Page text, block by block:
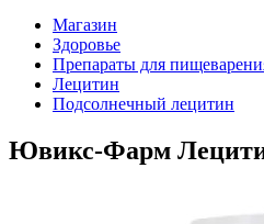
Магазин
Здоровье
Препараты для
Лецитин
Подсолнечный лецитин
Ювикс-Фарм